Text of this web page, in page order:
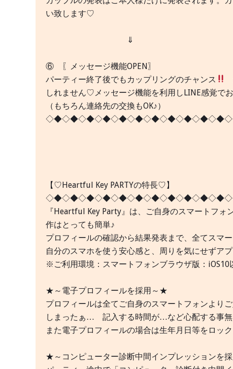
い致します♡
⇓
⑥ 〖メッセージ機能OPEN〗
パーティー終了後でもカップリングのチャンス
しれません♡メッセージ機能を利用しLINE感覚で
（もちろん連絡先の交換もOK♪）
【♡Heartful Key PARTYの特長♡】
『Heartful Key Party』は、ご自身のスマートフ
作はとっても簡単♪
プロフィールの確認から結果発表まで、全てスマ
自分のスマホを使う安心感と、周りを気にせずア
※ご利用環境：スマートフォンブラウザ版：
★～電子プロフィールを採用～★
プロフィールは全てご自身のスマートフォンより
しまったぁ… 記入する時間が…など心配する事無
また電子プロフィールの場合は生年月日等をロッ
★～コンピューター診断中間インプレッションを